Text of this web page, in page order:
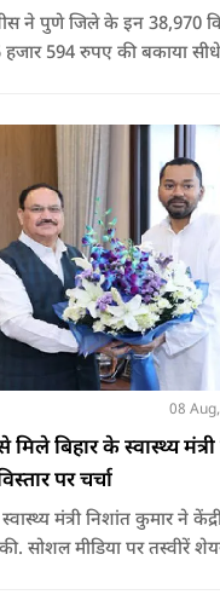
ने पुणे जिले के इन 38,970
हजार 594 रुपए की बकाया
08
मिले बिहार के स्वास्थ्य
पर चर्चा
मंत्री निशांत कुमार ने
सोशल मीडिया पर तस्वीरें